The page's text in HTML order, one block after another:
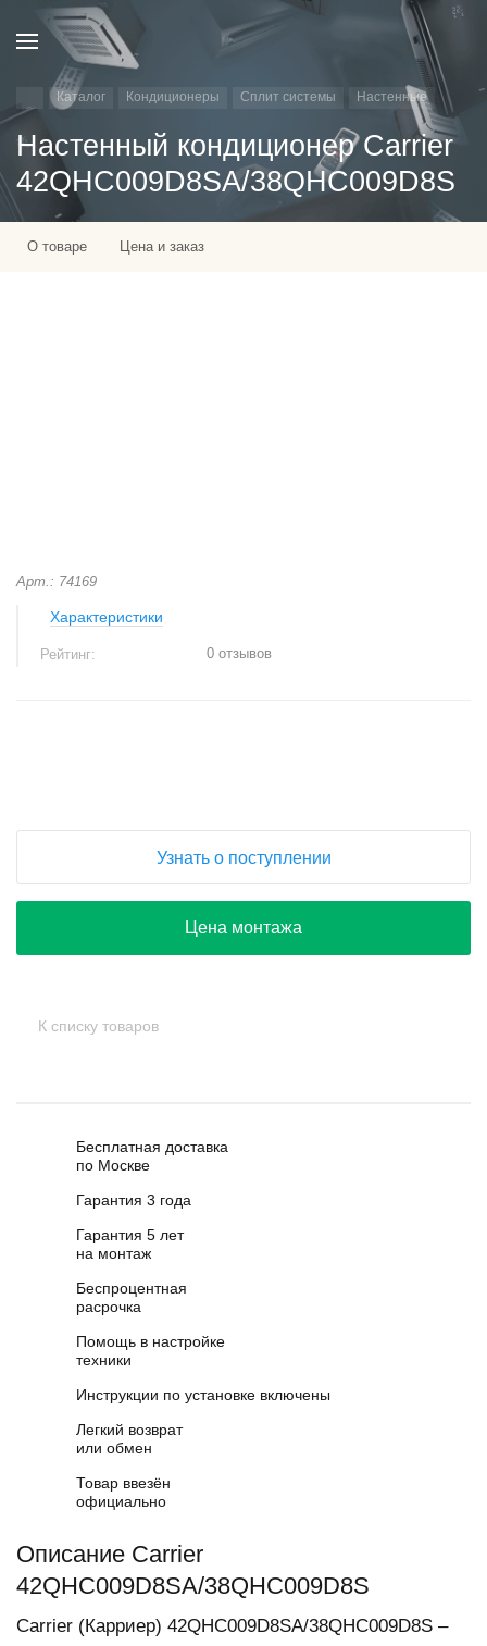
Каталог Кондиционеры Сплит системы Настенные
Настенный кондиционер Carrier
42QHC009D8SA/38QHC009D8S
О товаре Цена и заказ
Арт.: 74169
Характеристики
Рейтинг: 0 отзывов
Узнать о поступлении
Цена монтажа
К списку товаров
Бесплатная доставка
по Москве
Гарантия 3 года
Гарантия 5 лет
на монтаж
Беспроцентная
расрочка
Помощь в настройке
техники
Инструкции по установке включены
Легкий возврат
или обмен
Товар ввезён
официально
Описание Carrier
42QHC009D8SA/38QHC009D8S
Carrier (Карриер) 42QHC009D8SA/38QHC009D8S –